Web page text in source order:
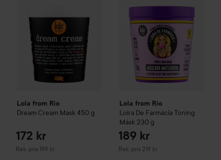
Lola from Rio
Dream Cream Mask 450 g
172 kr
Rek. pris 199 kr
Rekommenderat pris 199 kr
Lola from Rio
Loira De Farmácia Toning
Másk 230 g
189 kr
Rek. pris 219 kr
Rekommenderat pris 219 kr